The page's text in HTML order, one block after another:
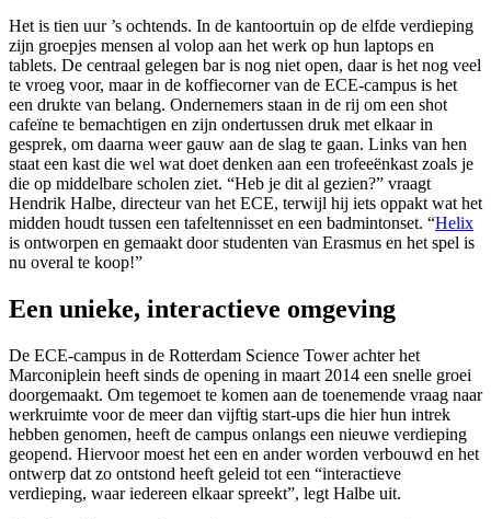
Het is tien uur ’s ochtends. In de kantoortuin op de elfde verdieping
zijn groepjes mensen al volop aan het werk op hun laptops en
tablets. De centraal gelegen bar is nog niet open, daar is het nog veel
te vroeg voor, maar in de koffiecorner van de ECE-campus is het
een drukte van belang. Ondernemers staan in de rij om een shot
cafeïne te bemachtigen en zijn ondertussen druk met elkaar in
gesprek, om daarna weer gauw aan de slag te gaan. Links van hen
staat een kast die wel wat doet denken aan een trofeeënkast zoals je
die op middelbare scholen ziet. “Heb je dit al gezien?” vraagt
Hendrik Halbe, directeur van het ECE, terwijl hij iets oppakt wat het
midden houdt tussen een tafeltennisset en een badmintonset. “Helix
is ontworpen en gemaakt door studenten van Erasmus en het spel is
nu overal te koop!”
Een unieke, interactieve omgeving
De ECE-campus in de Rotterdam Science Tower achter het
Marconiplein heeft sinds de opening in maart 2014 een snelle groei
doorgemaakt. Om tegemoet te komen aan de toenemende vraag naar
werkruimte voor de meer dan vijftig start-ups die hier hun intrek
hebben genomen, heeft de campus onlangs een nieuwe verdieping
geopend. Hiervoor moest het een en ander worden verbouwd en het
ontwerp dat zo ontstond heeft geleid tot een “interactieve
verdieping, waar iedereen elkaar spreekt”, legt Halbe uit.